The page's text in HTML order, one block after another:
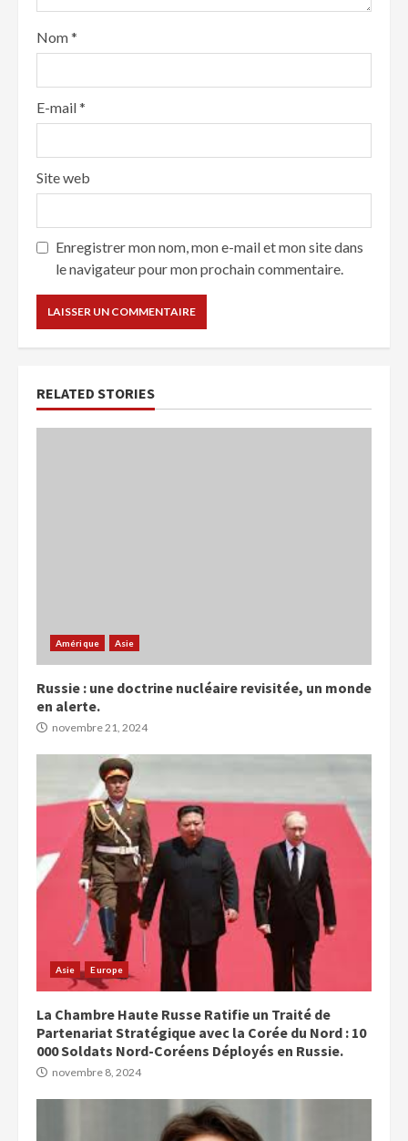
Nom*
E-mail*
Site web
Enregistrer mon nom, mon e-mail et mon site dans
le navigateur pour mon prochain commentaire.
RELATED STORIES
Amérique Asie
Russie : une doctrine nucléaire revisitée, un monde
en alerte.
novembre 21, 2024
Asie Europe
La Chambre Haute Russe Ratifie un Traité de
Partenariat Stratégique avec la Corée du Nord : 10
000 Soldats Nord-Coréens Déployés en Russie.
novembre 8, 2024